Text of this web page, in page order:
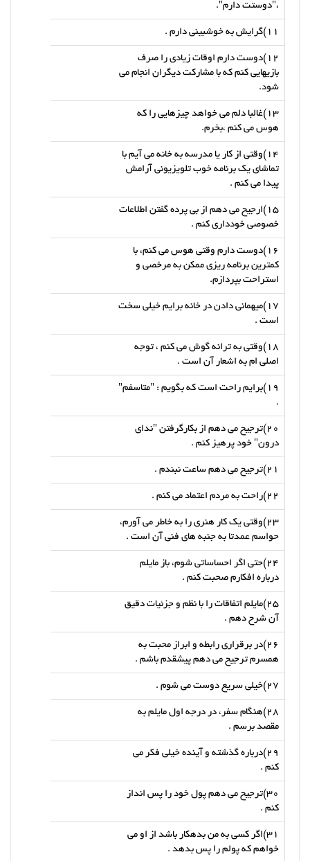
،"دوستت دارم".
11)گرایش به خوشبینی دارم .
12)دوست دارم اوقات زیادی را صرف
بازیهایی کنم که با مشارکت دیگران انجام می
شود.
13)غالبا دلم می خواهد چیزهایی را که
هوس می کنم ،بخرم.
14)وقتی از کار یا مدرسه به خانه می آیم با
تماشای یک برنامه خوب تلویزیونی آرامش
پیدا می کنم .
15)ارجیح می دهم از بی پرده گفتن اطلاعات
خصوصی خودداری کنم .
16)دوست دارم وقتی هوس می کنم، با
کمترین برنامه ریزی ممکن به مرخصی و
استراحت بپردازم.
17)میهمانی دادن در خانه برایم خیلی سخت
است .
18)وقتی به ترانه گوش می کنم ، توجه
اصلی ام به اشعار آن است .
19)برایم راحت است که بگویم : "متاسفم"
.
20)ترجیح می دهم از بکارگرفتن "ندای
درون" خود پرهیز کنم .
21)ترجیح می دهم ساعت نبندم .
22)راحت به مردم اعتماد می کنم .
23)وقتی یک کار هنری را به خاطر می آورم،
حواسم عمدتا به جنبه های فنی آن است .
24)حتی اگر احساساتی شوم، باز مایلم
درباره افکارم صحبت کنم .
25)مایلم اتفاقات را با نظم و جزئیات دقیق
آن شرح دهم .
26)در برقراری رابطه و ابراز محبت به
همسرم ترجیح می دهم پیشقدم باشم .
27)خیلی سریع دوست می شوم .
28)هنگام سفر، در درجه اول مایلم به
مقصد برسم .
29)درباره گذشته و آینده خیلی فکر می
کنم .
30)ترجیح می دهم پول خود را پس انداز
کنم .
31)اگر کسی به من بدهکار باشد از او می
خواهم که پولم را پس بدهد .